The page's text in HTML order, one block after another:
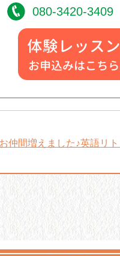
080-3420-3409
体験レッスン
お申込みはこちら
仲間増えました♪英語リト